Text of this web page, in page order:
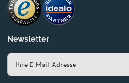
Newsletter